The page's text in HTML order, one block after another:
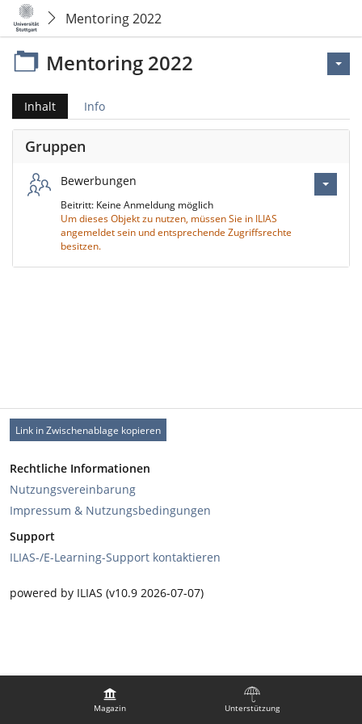
Mentoring 2022
Magazin Unterstützung
Mentoring 2022
Inhalt Info
Gruppen
Bewerbungen
Beitritt: Keine Anmeldung möglich
Um dieses Objekt zu nutzen, müssen Sie in ILIAS
angemeldet sein und entsprechende Zugriffsrechte
besitzen.
Link in Zwischenablage kopieren
Rechtliche Informationen
Nutzungsvereinbarung
Impressum & Nutzungsbedingungen
Support
ILIAS-/E-Learning-Support kontaktieren
powered by ILIAS (v10.9 2026-07-07)